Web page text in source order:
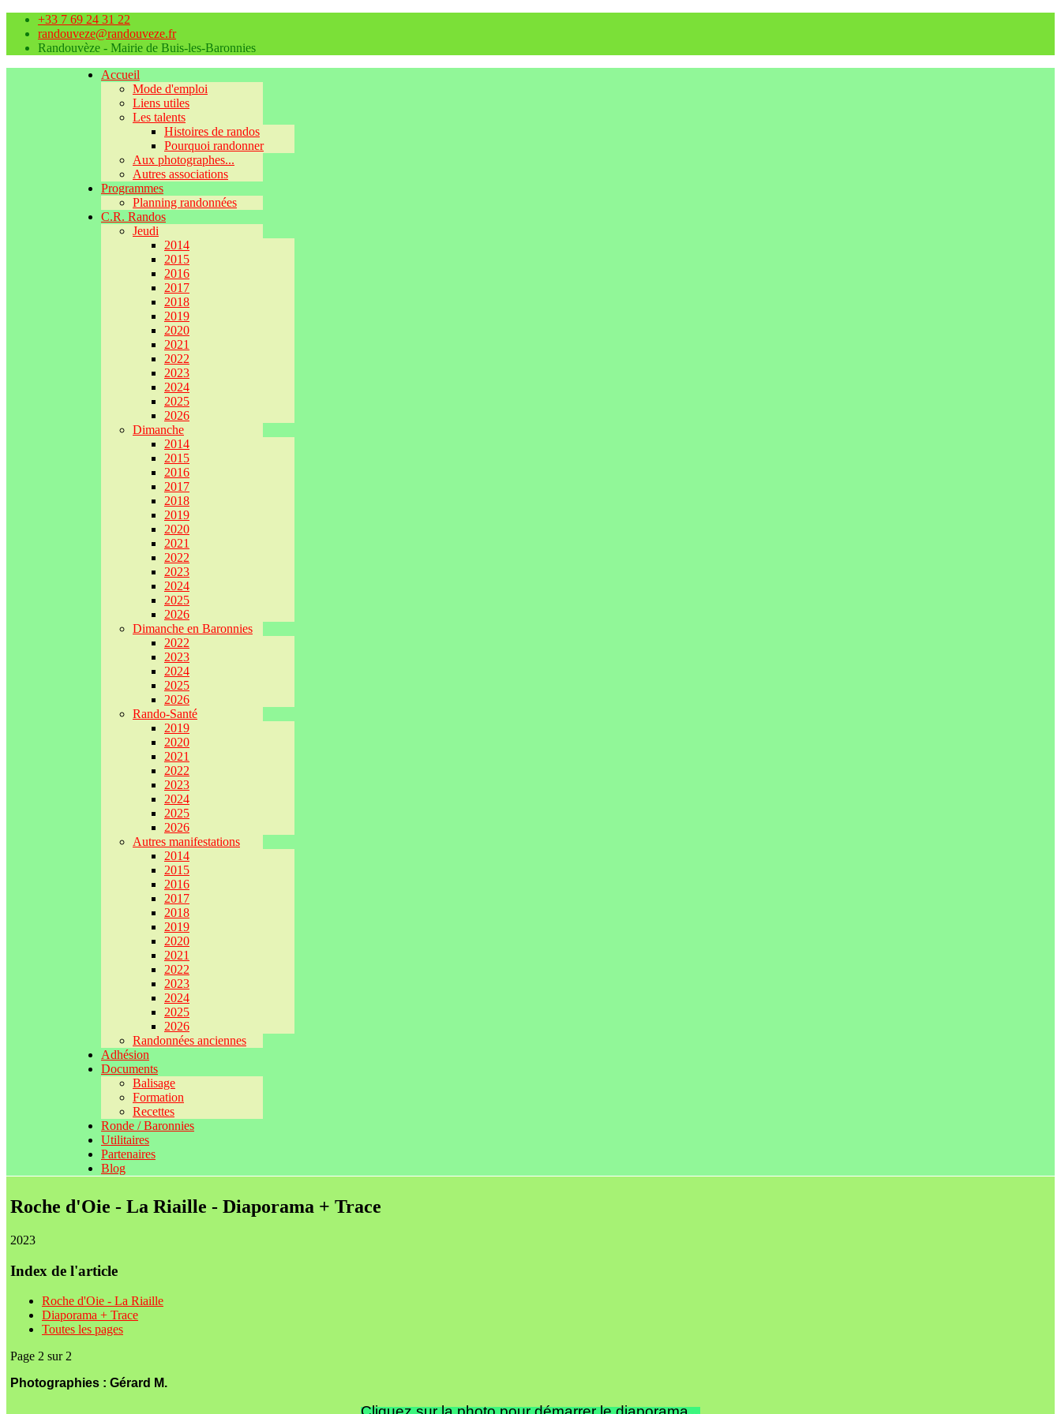
+33 7 69 24 31 22
randouveze@randouveze.fr
Randouvèze - Mairie de Buis-les-Baronnies
Accueil
Mode d'emploi
Liens utiles
Les talents
Histoires de randos
Pourquoi randonner
Aux photographes...
Autres associations
Programmes
Planning randonnées
C.R. Randos
Jeudi
2014
2015
2016
2017
2018
2019
2020
2021
2022
2023
2024
2025
2026
Dimanche
2014
2015
2016
2017
2018
2019
2020
2021
2022
2023
2024
2025
2026
Dimanche en Baronnies
2022
2023
2024
2025
2026
Rando-Santé
2019
2020
2021
2022
2023
2024
2025
2026
Autres manifestations
2014
2015
2016
2017
2018
2019
2020
2021
2022
2023
2024
2025
2026
Randonnées anciennes
Adhésion
Documents
Balisage
Formation
Recettes
Ronde / Baronnies
Utilitaires
Partenaires
Blog
Roche d'Oie - La Riaille - Diaporama + Trace
2023
Index de l'article
Roche d'Oie - La Riaille
Diaporama + Trace
Toutes les pages
Page 2 sur 2
Photographies : Gérard M.